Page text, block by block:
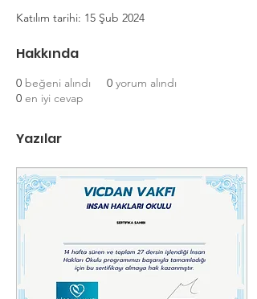
Katılım tarihi: 15 Şub 2024
Hakkında
0 beğeni alındı 0 yorum alındı
0 en iyi cevap
Yazılar